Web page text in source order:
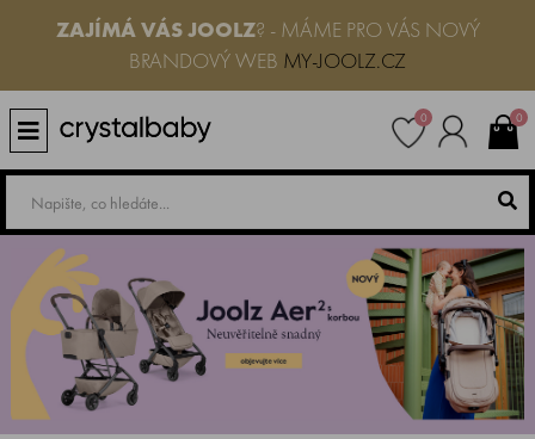
ZAJÍMÁ VÁS JOOLZ? - MÁME PRO VÁS NOVÝ
BRANDOVÝ WEB MY-JOOLZ.CZ
0 0